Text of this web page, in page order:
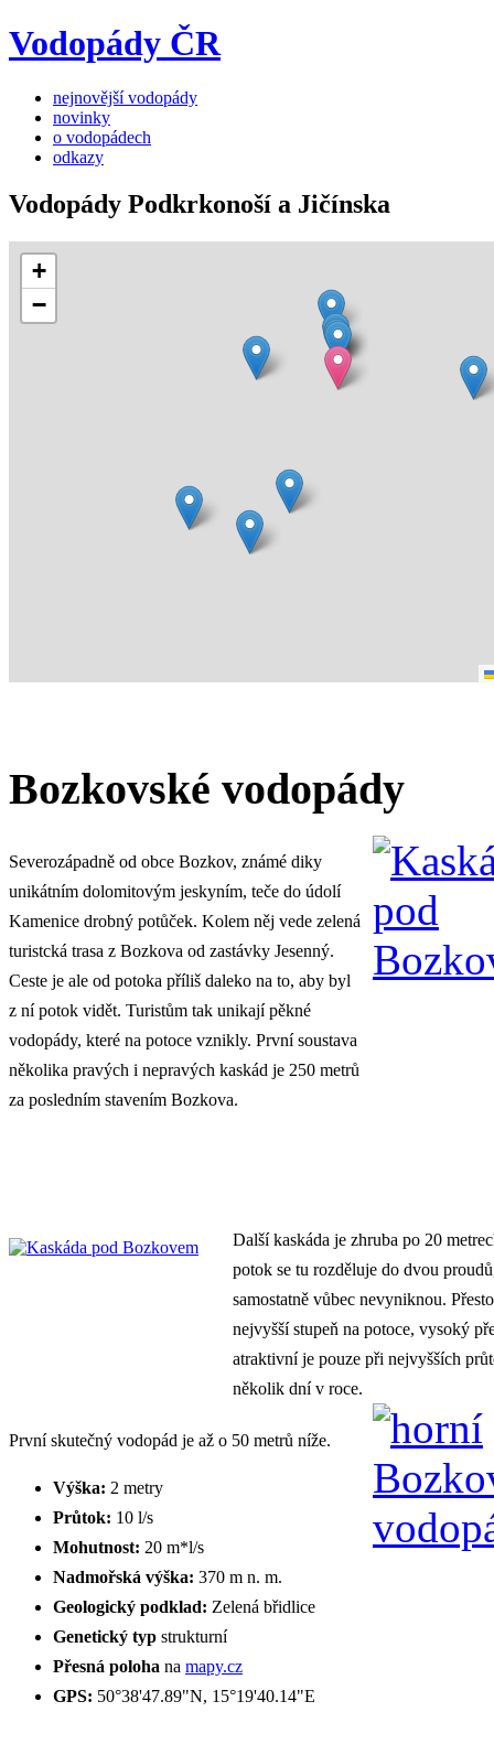
Vodopády ČR
nejnovější vodopády
novinky
o vodopádech
odkazy
Vodopády Podkrkonoší a Jičínska
+
−
Bozkovské vodopády
Severozápadně od obce Bozkov, známé diky
unikátním dolomitovým jeskyním, teče do údolí
Kamenice drobný potůček. Kolem něj vede zelená
turistcká trasa z Bozkova od zastávky Jesenný.
Ceste je ale od potoka příliš daleko na to, aby byl
z ní potok vidět. Turistům tak unikají pěkné
vodopády, které na potoce vznikly. První soustava
několika pravých i nepravých kaskád je 250 metrů
za posledním stavením Bozkova.
Další kaskáda je zhruba po 20
potok se tu rozděluje do dvou
samostatně vůbec nevyniknou.
nejvyšší stupeň na potoce, vysoký
atraktivní je pouze při nejvyšších
několik dní v roce.
První skutečný vodopád je až o 50 metrů níže.
Výška: 2 metry
Průtok: 10 l/s
Mohutnost: 20 m*l/s
Nadmořská výška: 370 m n. m.
Geologický podklad: Zelená břidlice
Genetický typ strukturní
Přesná poloha na mapy.cz
GPS: 50°38'47.89"N, 15°19'40.14"E